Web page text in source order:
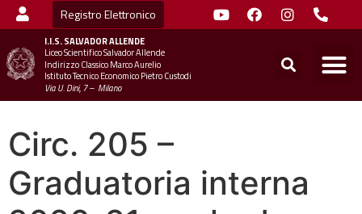
Registro Elettronico
I.I.S.SALVADOR ALLENDE
Liceo Scientifico Salvador Allende
Indirizzo Classico Marco Aurelio
Istituto Tecnico Economico Pietro Custodi
Via U. Dini, 7 – Milano
Circ. 205 –
Graduatoria interna